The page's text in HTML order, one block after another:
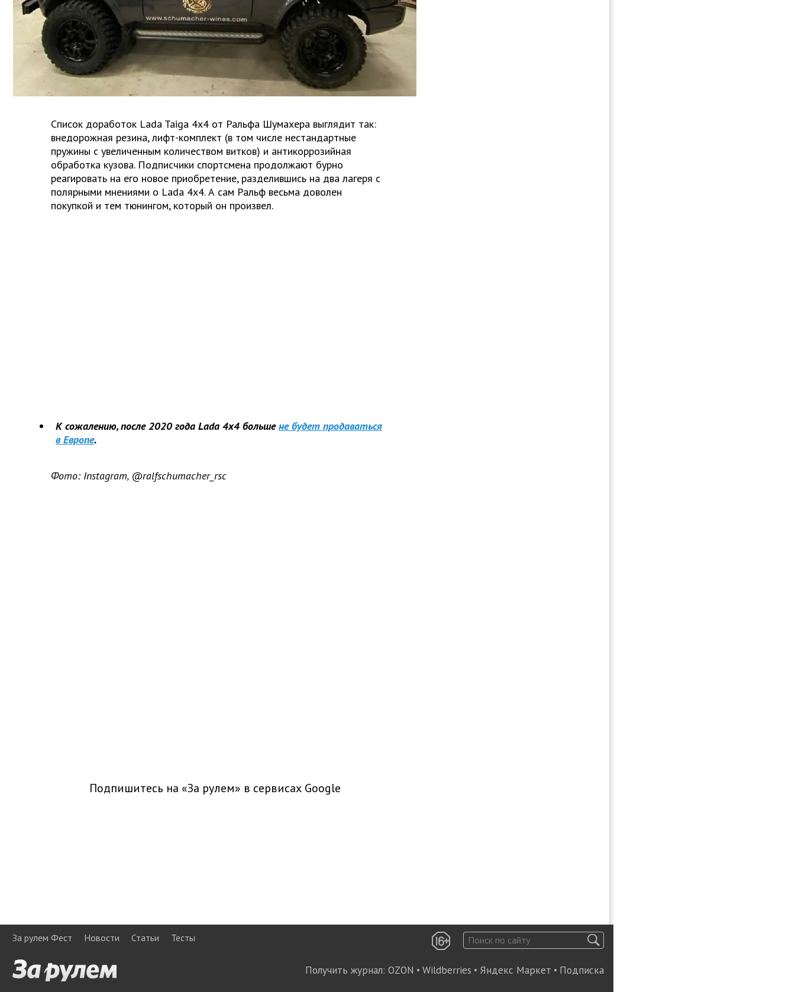
Список доработок Lada Taiga 4x4 от Ральфа Шумахера выглядит так:
внедорожная резина, лифт-комплект (в том числе нестандартные
пружины с увеличенным количеством витков) и антикоррозийная
обработка кузова. Подписчики спортсмена продолжают бурно
реагировать на его новое приобретение, разделившись на два лагеря с
полярными мнениями о Lada 4x4. А сам Ральф весьма доволен
покупкой и тем тюнингом, который он произвел.
К сожалению, после 2020 года Lada 4x4 больше не будет продаваться
в Европе.
Фото: Instagram, @ralfschumacher_rsc
Подпишитесь на «За рулем» в сервисах Google
За рулем Фест Новости Статьи Тесты
Получить журнал: OZON • Wildberries • Яндекс Маркет • Подписка